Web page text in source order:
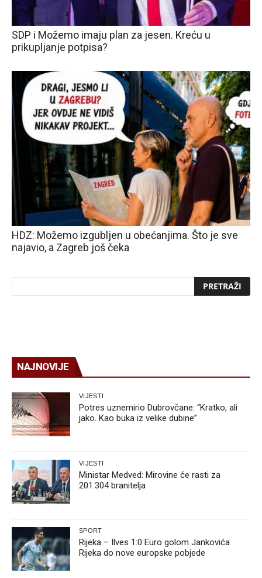
SDP i Možemo imaju plan za jesen. Kreću u
prikupljanje potpisa?
HDZ: Možemo izgubljen u obećanjima. Što je sve
najavio, a Zagreb još čeka
NAJNOVIJE
VIJESTI
Potres uznemirio Dubrovčane: “Kratko, ali
jako. Kao buka iz velike dubine”
VIJESTI
Ministar Medved: Mirovine će rasti za
201.304 branitelja
SPORT
Rijeka – Ilves 1:0 Euro golom Jankovića
Rijeka do nove europske pobjede